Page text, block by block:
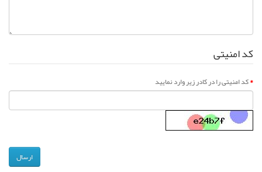
کد امنیتی
کد امنیتی را در کادر زیر وارد نمایید